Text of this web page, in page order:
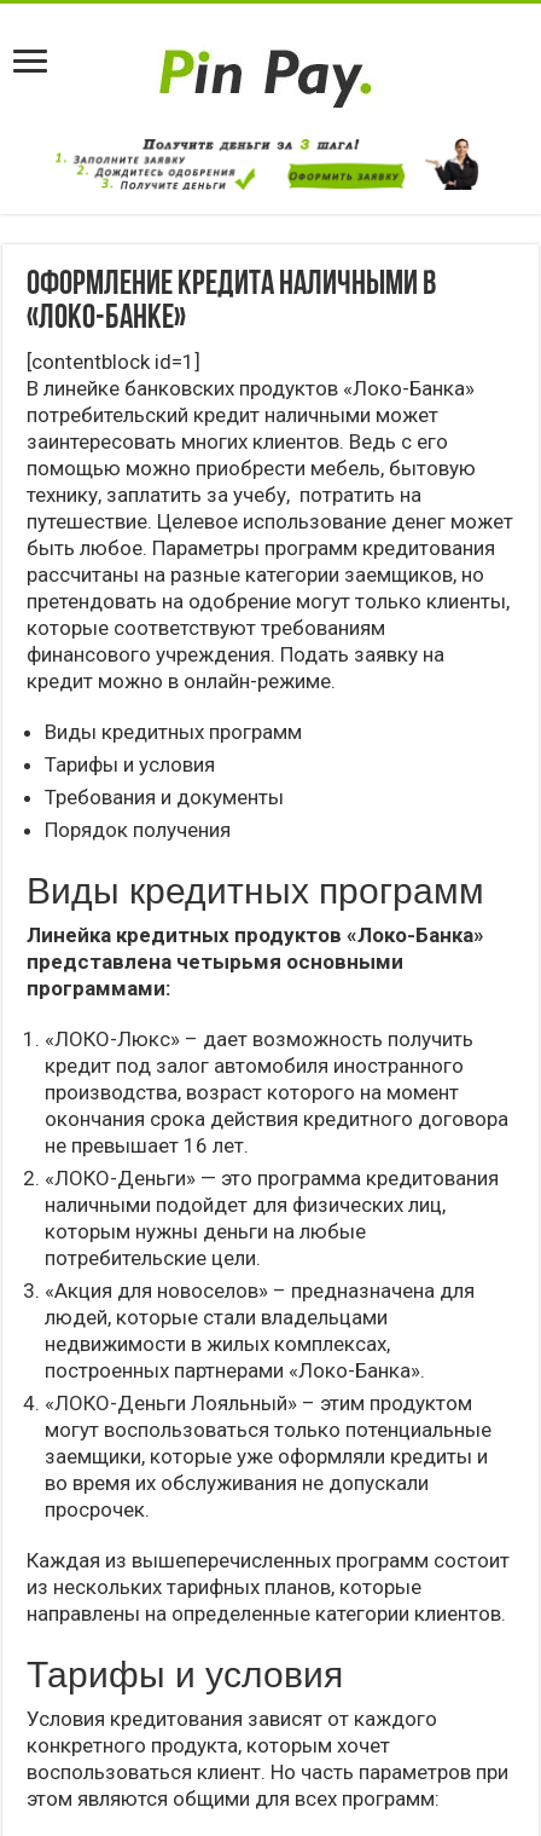
Оформление кредита наличными в
«Локо-Банке»
[contentblock id=1]
В линейке банковских продуктов «Локо-Банка»
потребительский кредит наличными может
заинтересовать многих клиентов. Ведь с его
помощью можно приобрести мебель, бытовую
технику, заплатить за учебу, потратить на
путешествие. Целевое использование денег может
быть любое. Параметры программ кредитования
рассчитаны на разные категории заемщиков, но
претендовать на одобрение могут только клиенты,
которые соответствуют требованиям
финансового учреждения. Подать заявку на
кредит можно в онлайн-режиме.
Виды кредитных программ
Тарифы и условия
Требования и документы
Порядок получения
Виды кредитных программ
Линейка кредитных продуктов «Локо-Банка»
представлена четырьмя основными
программами:
«ЛОКО-Люкс» – дает возможность получить
кредит под залог автомобиля иностранного
производства, возраст которого на момент
окончания срока действия кредитного договора
не превышает 16 лет.
«ЛОКО-Деньги» — это программа кредитования
наличными подойдет для физических лиц,
которым нужны деньги на любые
потребительские цели.
«Акция для новоселов» – предназначена для
людей, которые стали владельцами
недвижимости в жилых комплексах,
построенных партнерами «Локо-Банка».
«ЛОКО-Деньги Лояльный» – этим продуктом
могут воспользоваться только потенциальные
заемщики, которые уже оформляли кредиты и
во время их обслуживания не допускали
просрочек.
Каждая из вышеперечисленных программ состоит
из нескольких тарифных планов, которые
направлены на определенные категории клиентов.
Тарифы и условия
Условия кредитования зависят от каждого
конкретного продукта, которым хочет
воспользоваться клиент. Но часть параметров при
этом являются общими для всех программ: